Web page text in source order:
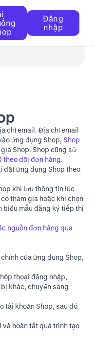
Đăng
nhập
chỉ email. Địa chỉ email
ứng dụng Shop, Shop
Shop. Shop cũng sử
theo dõi đơn hàng.
đặt ứng dụng Shop theo
khi lưu thông tin lúc
tham gia hoặc khi chọn
biểu mẫu đăng ký tiếp thị
nguồn đơn hàng qua
của ứng dụng Shop,
thoại đăng nhập,
khác, chuyển sang
tài khoản Shop, sau đó
và hoàn tất quá trình tạo